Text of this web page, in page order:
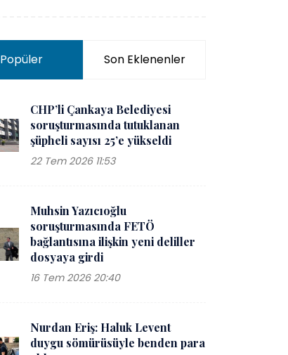
Popüler Son Eklenenler
CHP’li Çankaya Belediyesi
soruşturmasında tutuklanan
şüpheli sayısı 25’e yükseldi
22 Tem 2026 11:53
Muhsin Yazıcıoğlu
soruşturmasında FETÖ
bağlantısına ilişkin yeni deliller
dosyaya girdi
16 Tem 2026 20:40
Nurdan Eriş: Haluk Levent
duygu sömürüsüyle benden para